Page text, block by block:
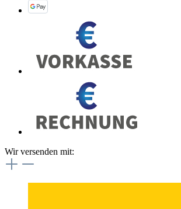
Wir versenden mit: